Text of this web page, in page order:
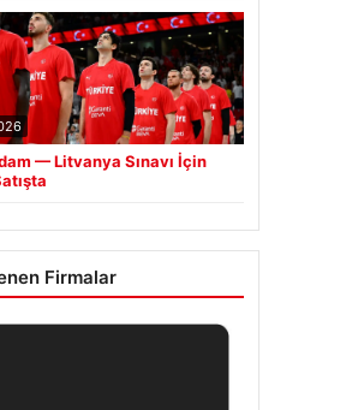
— Litvanya Sınavı İçin
Firmalar